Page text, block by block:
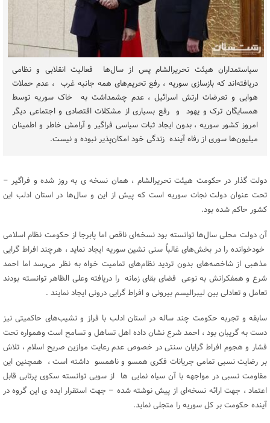
سیاستمداران هیئت تحریرالشام پس از سال‌ها فعالیت انقلابی و نظامی
دریافته‌اند که بازسازی سوریه ، رفع تحریم‌های همه جانبه غرب ، عدم حملات
هوایی و تعرضات ارتش اسرائیل ، عدم چشمداشت به خاک سوریه توسط
همسایگان ترک و یهود و رفع بسیاری از مشکلات اقتصادی و اجتماعی دیگر
امروز کشور سوریه ، بدون ایجاد ثبات سیاسی فراگیر و آرامش خاطر و اطمینان
میلیون‌ها سوری از رفاه آینده زندگی خود امکان‌پذیر نبوده و نیست.
دولت گذار در حکومت هیئت تحریرالشام ، همان نسخه ی به روز شده و فراگیر –
تحت عنوان دولت نجات سوریه است که پیش از این و سال‌ها در استان ادلب این
کشور حاکم شده بود.
آن دولت محلی سال‌ها توانسته بود نسخه‌ای ناقص اما پابرجا از حکومت نظام اسلامی
خودخوانده را در بخش‌های غالباً سنی نشین سوریه ایجاد نماید ، هرچند افراط گرایی
مذهبی از شاخصه‌های بدون تردید نظام‌های تمامیت خواه به نظر می‌رسد اما احمد
شرع و همفکرانش به نوعی فضای بقای زمانه را دریافته وعلی الظاهر توانسته بودند
تعامل و تعادلی بین لیبرالیسم بیرونی و افراط گرایی درونی ایجاد نمایند .
سابقه و تجربه حکومت چند ساله در استان ادلب با فراز و نشیب‌های حاکمیتی نیز
دست به گریبان بود ، احمد شرع نشان داده اهل تساهل و تسامح است وهمواره تحت
فشار و هجوم افراط گرایان سنتی در خصوص عدم رعایت موازین صریح اسلام ، تلاش
بر رضایت نسبی تمامی جریانات فکری همسو و ناهمسو داشته است ، همچنین این
مقاومت نسبی در مواجهه با آن سیاه نمایی ها از سویی توانسته سکوی پرتابی قابل
اعتماد ، جهت ارائه نسخه‌ای از پیش نوشته شده – جهت استقرار ایده ی این گروه در
آینده حکومت بر کل سوریه را متجلی نماید.